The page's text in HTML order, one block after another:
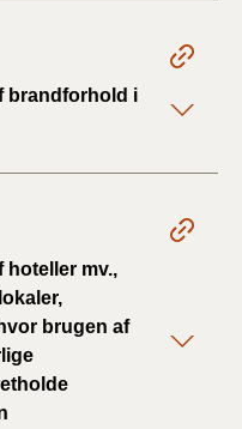
brandforhold i
hoteller mv.,
brugen af